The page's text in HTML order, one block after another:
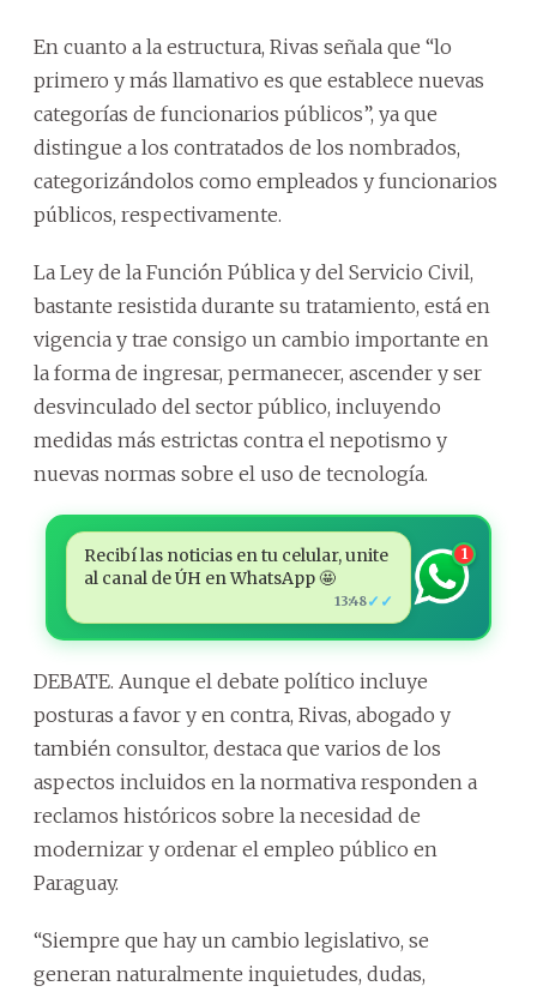
En cuanto a la estructura, Rivas señala que “lo
primero y más llamativo es que establece nuevas
categorías de funcionarios públicos”, ya que
distingue a los contratados de los nombrados,
categorizándolos como empleados y funcionarios
públicos, respectivamente.
La Ley de la Función Pública y del Servicio Civil,
bastante resistida durante su tratamiento, está en
vigencia y trae consigo un cambio importante en
la forma de ingresar, permanecer, ascender y ser
desvinculado del sector público, incluyendo
medidas más estrictas contra el nepotismo y
nuevas normas sobre el uso de tecnología.
Recibí las noticias en tu celular, unite
al canal de ÚH en WhatsApp 🤩
13:48✓✓
1
DEBATE. Aunque el debate político incluye
posturas a favor y en contra, Rivas, abogado y
también consultor, destaca que varios de los
aspectos incluidos en la normativa responden a
reclamos históricos sobre la necesidad de
modernizar y ordenar el empleo público en
Paraguay.
“Siempre que hay un cambio legislativo, se
generan naturalmente inquietudes, dudas,